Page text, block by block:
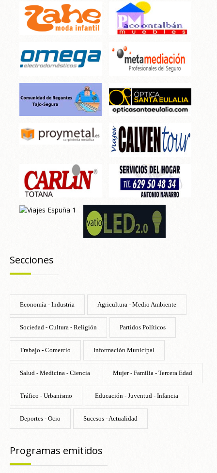
Secciones
Economía - Industria Agricultura - Medio Ambiente
Sociedad - Cultura - Religión Partidos Políticos
Trabajo - Comercio Información Municipal
Salud - Medicina - Ciencia Mujer - Familia - Tercera Edad
Tráfico - Urbanismo Educación - Juventud - Infancia
Deportes - Ocio Sucesos - Actualidad
Programas emitidos